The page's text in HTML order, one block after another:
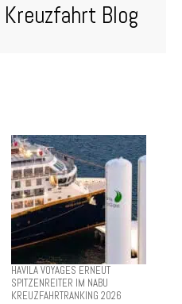
Kreuzfahrt Blog
HAVILA VOYAGES ERNEUT
SPITZENREITER IM NABU
KREUZFAHRTRANKING 2026